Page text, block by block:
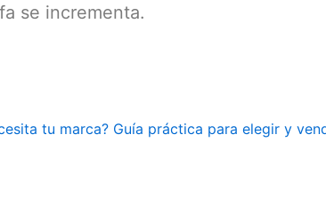
se incrementa.
tu marca? Guía práctica para elegir y